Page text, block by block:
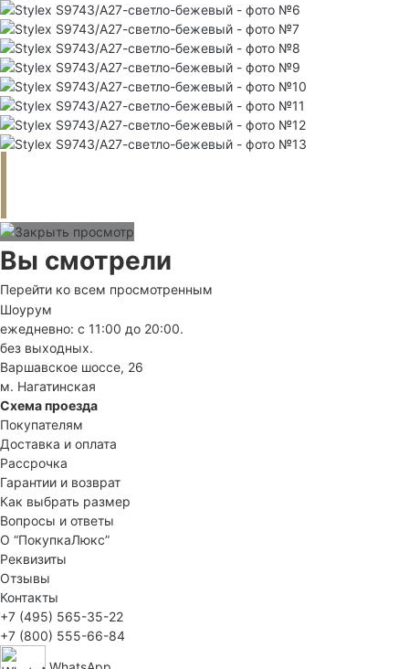
Вы смотрели
Перейти ко всем просмотренным
Шоурум
ежедневно: с 11:00 до 20:00.
без выходных.
Варшавское шоссе, 26
м. Нагатинская
Схема проезда
Покупателям
Доставка и оплата
Рассрочка
Гарантии и возврат
Как выбрать размер
Вопросы и ответы
О “ПокупкаЛюкс”
Реквизиты
Отзывы
Контакты
+7 (495) 565-35-22
+7 (800) 555-66-84